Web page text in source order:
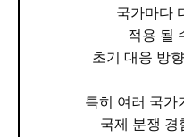
국가마다
적용 될
초기 대응 방
특히 여러 국가
국제 분쟁 경